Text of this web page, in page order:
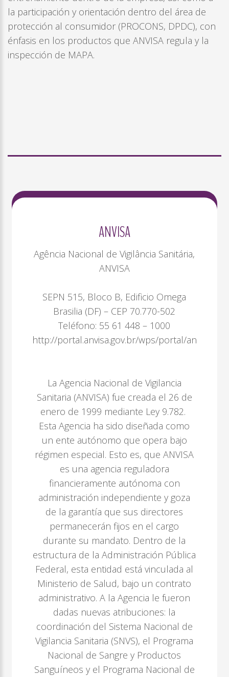
la participación y orientación dentro del área de
protección al consumidor (PROCONS, DPDC), con
énfasis en los productos que ANVISA regula y la
inspección de MAPA.
ANVISA
Agência Nacional de Vigilância Sanitária,
ANVISA
SEPN 515, Bloco B, Edificio Omega
Brasilia (DF) – CEP 70.770-502
Teléfono: 55 61 448 – 1000
http://portal.anvisa.gov.br/wps/portal/anvisa/
La Agencia Nacional de Vigilancia
Sanitaria (ANVISA) fue creada el 26 de
enero de 1999 mediante Ley 9.782.
Esta Agencia ha sido diseñada como
un ente autónomo que opera bajo
régimen especial. Esto es, que ANVISA
es una agencia reguladora
financieramente autónoma con
administración independiente y goza
de la garantía que sus directores
permanecerán fijos en el cargo
durante su mandato. Dentro de la
estructura de la Administración Pública
Federal, esta entidad está vinculada al
Ministerio de Salud, bajo un contrato
administrativo. A la Agencia le fueron
dadas nuevas atribuciones: la
coordinación del Sistema Nacional de
Vigilancia Sanitaria (SNVS), el Programa
Nacional de Sangre y Productos
Sanguíneos y el Programa Nacional de